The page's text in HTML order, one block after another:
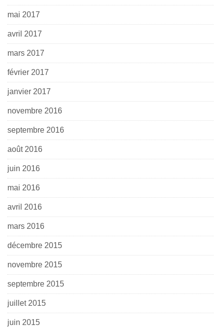
mai 2017
avril 2017
mars 2017
février 2017
janvier 2017
novembre 2016
septembre 2016
août 2016
juin 2016
mai 2016
avril 2016
mars 2016
décembre 2015
novembre 2015
septembre 2015
juillet 2015
juin 2015